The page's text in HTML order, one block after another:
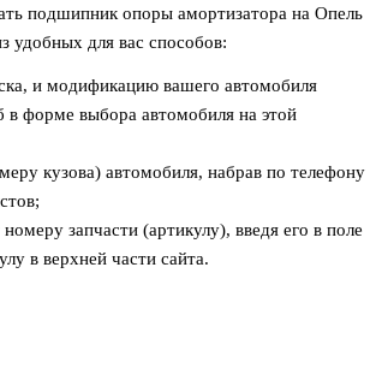
подшипник опоры амортизатора на Опель
удобных для вас способов:
и модификацию вашего автомобиля
в форме выбора автомобиля на этой
кузова) автомобиля, набрав по телефону
запчасти (артикулу), введя его в поле
в верхней части сайта.